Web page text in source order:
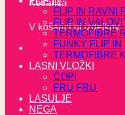
Košarica
V košarici ni izdelkov.
FLIP IN RAVNI
FLIP IN
TERMOFIBRE
FUNKY FLIP IN
TERMOFIBRE
LASNI VLOŽKI
ČOPI
FRU FRU
LASULJE
NEGA